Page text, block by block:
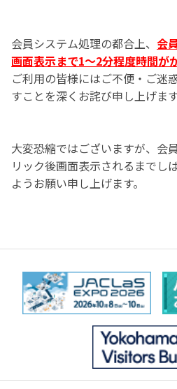
会員システム処理の都合上、 会
画面表示まで1～2分程度時間が
ご利用の皆様にはご不便・ご迷
すことを深くお詫び申し上げます
大変恐縮ではございますが、会
リック後画面表示されるまでし
ようお願い申し上げます。